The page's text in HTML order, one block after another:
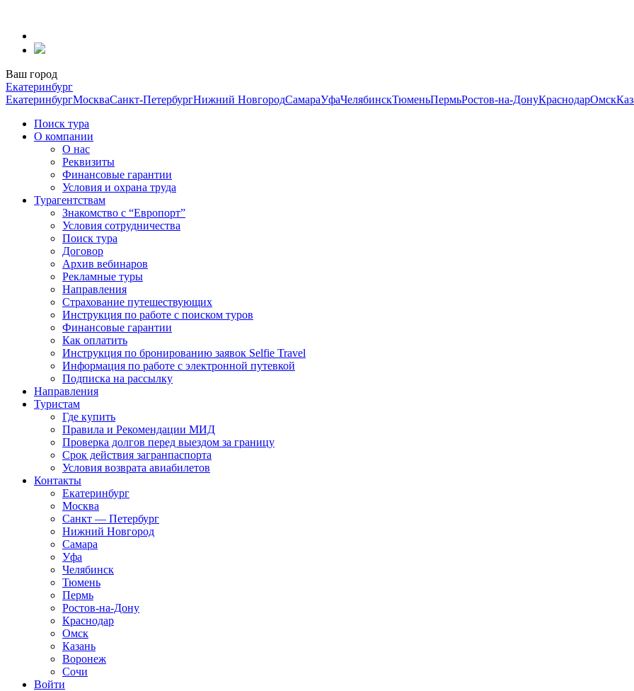
содержанию
Ваш город
Екатеринбург
ЕкатеринбургМоскваСанкт-ПетербургНижний НовгородСамараУфаЧелябинскТюменьПермьРостов-на-ДонуКраснодарОмск
Поиск тура
О компании
О нас
Реквизиты
Финансовые гарантии
Условия и охрана труда
Турагентствам
Знакомство с “Европорт”
Условия сотрудничества
Поиск тура
Договор
Архив вебинаров
Рекламные туры
Направления
Страхование путешествующих
Инструкция по работе с поиском туров
Финансовые гарантии
Как оплатить
Инструкция по бронированию заявок Selfie Travel
Информация по работе с электронной путевкой
Подписка на рассылку
Направления
Туристам
Где купить
Правила и Рекомендации МИД
Проверка долгов перед выездом за границу
Срок действия загранпаспорта
Условия возврата авиабилетов
Контакты
Екатеринбург
Москва
Санкт — Петербург
Нижний Новгород
Самара
Уфа
Челябинск
Тюмень
Пермь
Ростов-на-Дону
Краснодар
Омск
Казань
Воронеж
Сочи
Войти